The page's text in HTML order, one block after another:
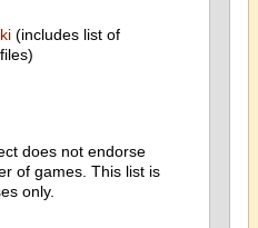
(includes list of
does not endorse
of games. This list is
only.